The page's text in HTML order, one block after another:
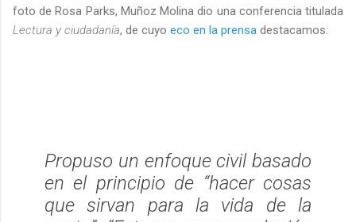
foto de Rosa Parks, Muñoz Molina dio una conferencia titulada
Lectura y ciudadanía, de cuyo eco en la prensa destacamos:
Propuso un enfoque civil basado
en el principio de “hacer cosas
que sirvan para la vida de la